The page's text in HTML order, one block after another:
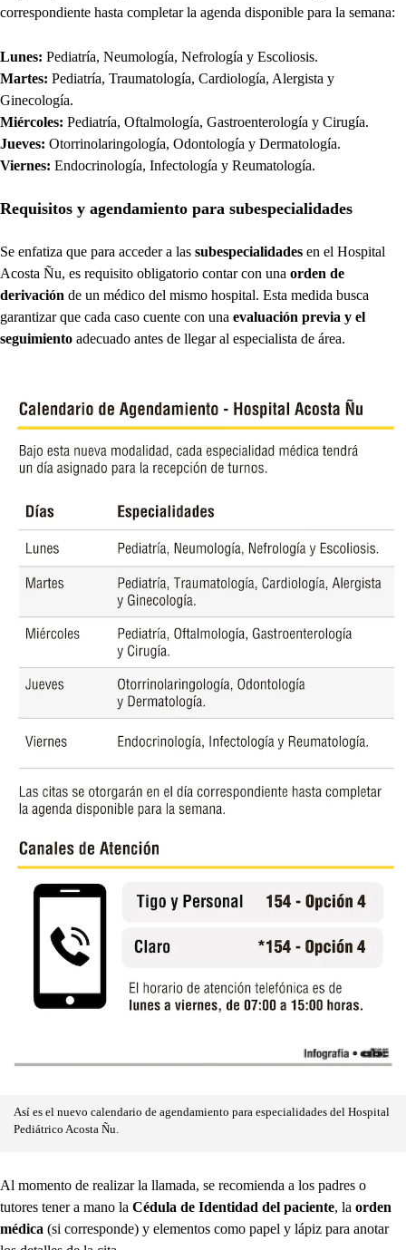
correspondiente hasta completar la agenda disponible para la semana:
Lunes: Pediatría, Neumología, Nefrología y Escoliosis.
Martes: Pediatría, Traumatología, Cardiología, Alergista y
Ginecología.
Miércoles: Pediatría, Oftalmología, Gastroenterología y Cirugía.
Jueves: Otorrinolaringología, Odontología y Dermatología.
Viernes: Endocrinología, Infectología y Reumatología.
Requisitos y agendamiento para subespecialidades
Se enfatiza que para acceder a las subespecialidades en el Hospital
Acosta Ñu, es requisito obligatorio contar con una orden de
derivación de un médico del mismo hospital. Esta medida busca
garantizar que cada caso cuente con una evaluación previa y el
seguimiento adecuado antes de llegar al especialista de área.
Así es el nuevo calendario de agendamiento para especialidades del Hospital
Pediátrico Acosta Ñu.
Al momento de realizar la llamada, se recomienda a los padres o
tutores tener a mano la Cédula de Identidad del paciente, la orden
médica (si corresponde) y elementos como papel y lápiz para anotar